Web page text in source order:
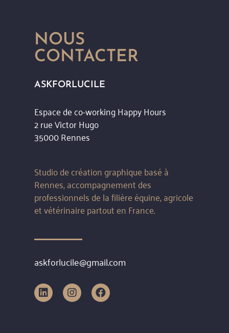
NOUS
CONTACTER
ASKFORLUCILE
Espace de co-working Happy Hours
2 rue Victor Hugo
35000 Rennes
Studio de création graphique basé à
Rennes, accompagnement des
professionnels de la filière équine, agricole
et vétérinaire partout en France.
askforlucile@gmail.com